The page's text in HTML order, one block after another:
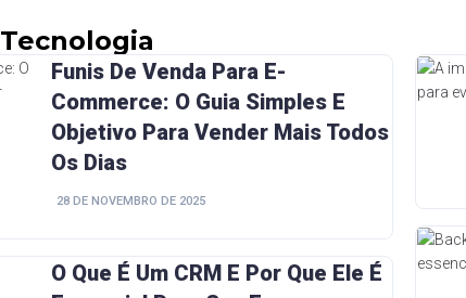
Tecnologia
Funis De Venda Para E-
Commerce: O Guia Simples E
Objetivo Para Vender Mais Todos
Os Dias
28 DE NOVEMBRO DE 2025
O Que É Um CRM E Por Que Ele É